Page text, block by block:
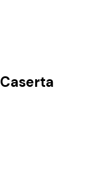
Caserta